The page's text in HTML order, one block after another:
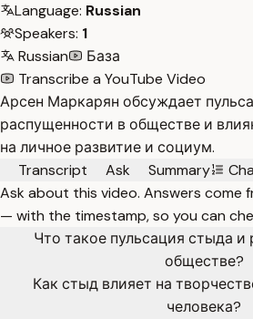
Language: Russian
Speakers: 1
Russian
База
Transcribe a YouTube Video
Арсен Маркарян обсуждает
распущенности в обществе и
на личное развитие и социум.
Transcript
Ask Summary
Ask about this video. Answers come
— with the timestamp, so you can
Что такое пульсация стыда
обществе?
Как стыд влияет на
человека?